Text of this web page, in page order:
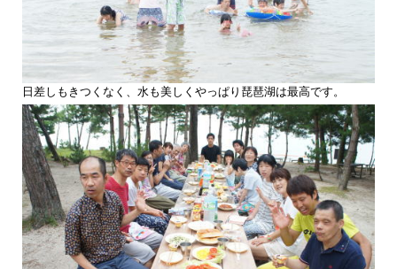
日差しもきつくなく、水も美しくやっぱり琵琶湖は最高です。